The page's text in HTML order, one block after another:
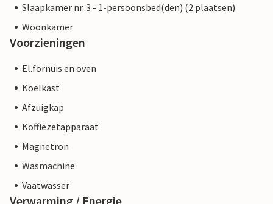
Slaapkamer nr. 3 - 1-persoonsbed(den) (2 plaatsen)
Woonkamer
Voorzieningen
El.fornuis en oven
Koelkast
Afzuigkap
Koffiezetapparaat
Magnetron
Wasmachine
Vaatwasser
Verwarming / Energie